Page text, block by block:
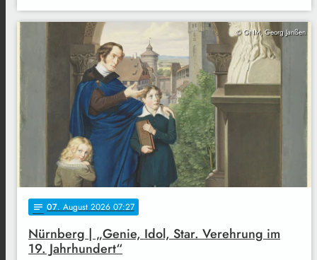
© GNM, Georg Janßen
notes 07. August 2026 07:27
Nürnberg | „Genie, Idol, Star. Verehrung im
19. Jahrhundert“